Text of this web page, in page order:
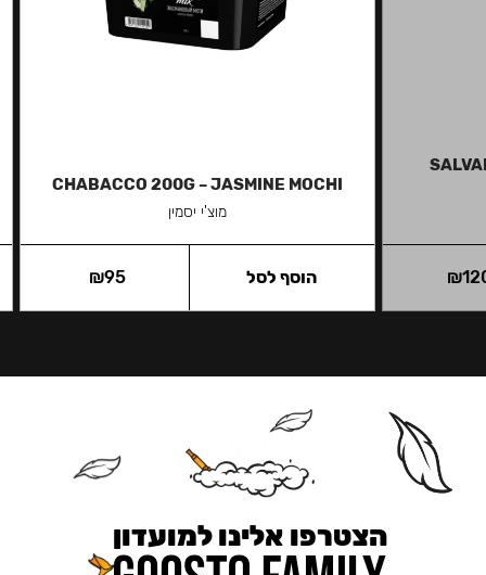
₪
CHABACCO 200G – JASMINE MOCHI
מוצ'י יסמין
₪95 הוסף לסל
הצטרפו אלינו למועדון